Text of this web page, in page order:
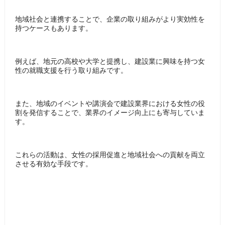
地域社会と連携することで、企業の取り組みがより実効性を
持つケースもあります。
例えば、地元の高校や大学と提携し、建設業に興味を持つ女
性の就職支援を行う取り組みです。
また、地域のイベントや講演会で建設業界における女性の役
割を発信することで、業界のイメージ向上にも寄与していま
す。
これらの活動は、女性の採用促進と地域社会への貢献を両立
させる有効な手段です。